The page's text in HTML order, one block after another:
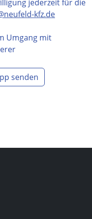
jederzeit für die
kfz.de
Umgang mit
senden